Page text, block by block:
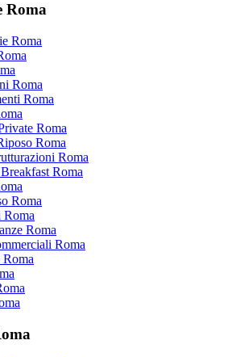
Roma
Roma
Roma
Roma
Roma
Roma
Roma
Roma
Roma
Roma
Roma
Roma